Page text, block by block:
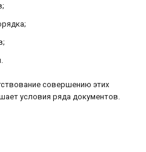
совершению этих
условия ряда документов.